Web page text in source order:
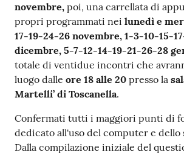
novembre, poi, una carrellata di
propri programmati nei lunedì e
17-19-24-26 novembre, 1-3-10-15-
dicembre, 5-7-12-14-19-21-26-28
totale di ventidue incontri che
luogo dalle ore 18 alle 20 presso la
Martelli’ di Toscanella.
Confermati tutti i maggiori punti di
dedicato all'uso del computer e dello
Dalla compilazione iniziale del